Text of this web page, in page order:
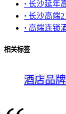
· 长沙延年
· 长沙高端
· 高端连锁
相关标签
酒店品